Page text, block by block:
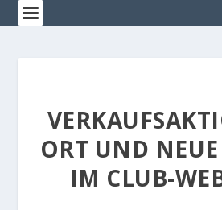
ORT UND
IM CLUB-